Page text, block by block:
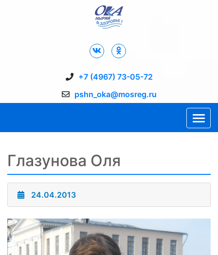
+7 (4967) 73-05-72
pshn_oka@mosreg.ru
Глазунова Оля
24.04.2013